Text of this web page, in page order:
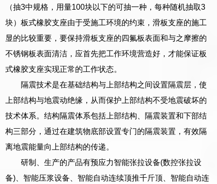
（抽3中规格，用量100块以下的可抽一种，每种随机抽取3
块）板式橡胶支座由于受施工环境的约束，滑板支座的施工
显的比较重要，要保持滑板支座的四氟板表面和与之摩擦的
不锈钢板表面清洁，应首先把工作环境营造好，才能保证板
式橡胶支座实现正常的工作状态。
隔震技术是在基础结构与上部结构之间设置隔震层，使
上部结构与地震动绝缘，从而保护上部结构不受地震破坏的
技术体系。结构隔震体系包括上部结构、隔震装置和下部结
构三部分，通过在建筑物底部设置专门的隔震装置，有效隔
离地震能量向上部结构的传递。
研制、生产的产品有预应力智能张拉设备(数控张拉设
备)、智能压浆设备、智能自动连续顶推千斤顶、智能自动连